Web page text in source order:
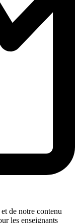
de notre contenu
les enseignants